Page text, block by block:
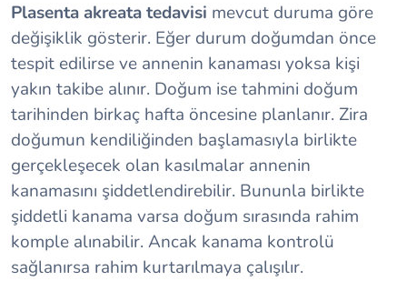
Plasenta akreata tedavisi mevcut duruma göre
değişiklik gösterir. Eğer durum doğumdan önce
tespit edilirse ve annenin kanaması yoksa kişi
yakın takibe alınır. Doğum ise tahmini doğum
tarihinden birkaç hafta öncesine planlanır. Zira
doğumun kendiliğinden başlamasıyla birlikte
gerçekleşecek olan kasılmalar annenin
kanamasını şiddetlendirebilir. Bununla birlikte
şiddetli kanama varsa doğum sırasında rahim
komple alınabilir. Ancak kanama kontrolü
sağlanırsa rahim kurtarılmaya çalışılır.